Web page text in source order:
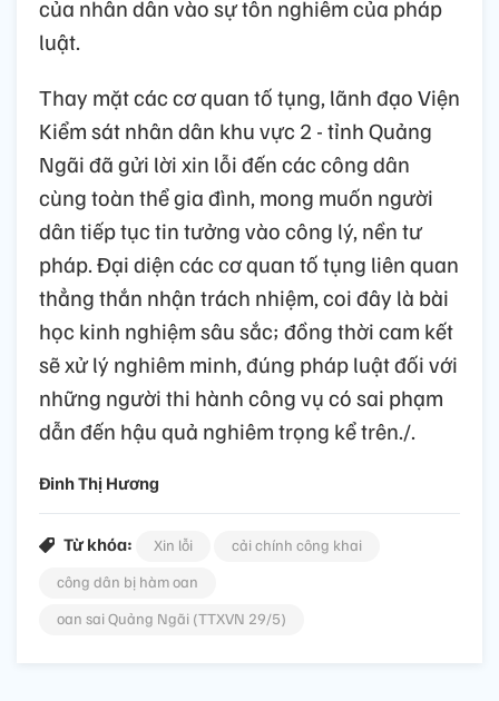
của nhân dân vào sự tôn nghiêm của pháp
luật.
Thay mặt các cơ quan tố tụng, lãnh đạo Viện
Kiểm sát nhân dân khu vực 2 - tỉnh Quảng
Ngãi đã gửi lời xin lỗi đến các công dân
cùng toàn thể gia đình, mong muốn người
dân tiếp tục tin tưởng vào công lý, nền tư
pháp. Đại diện các cơ quan tố tụng liên quan
thẳng thắn nhận trách nhiệm, coi đây là bài
học kinh nghiệm sâu sắc; đồng thời cam kết
sẽ xử lý nghiêm minh, đúng pháp luật đối với
những người thi hành công vụ có sai phạm
dẫn đến hậu quả nghiêm trọng kể trên./.
Đinh Thị Hương
Từ khóa: Xin lỗi
cải chính công khai
công dân bị hàm oan
oan sai Quảng Ngãi (TTXVN 29/5)